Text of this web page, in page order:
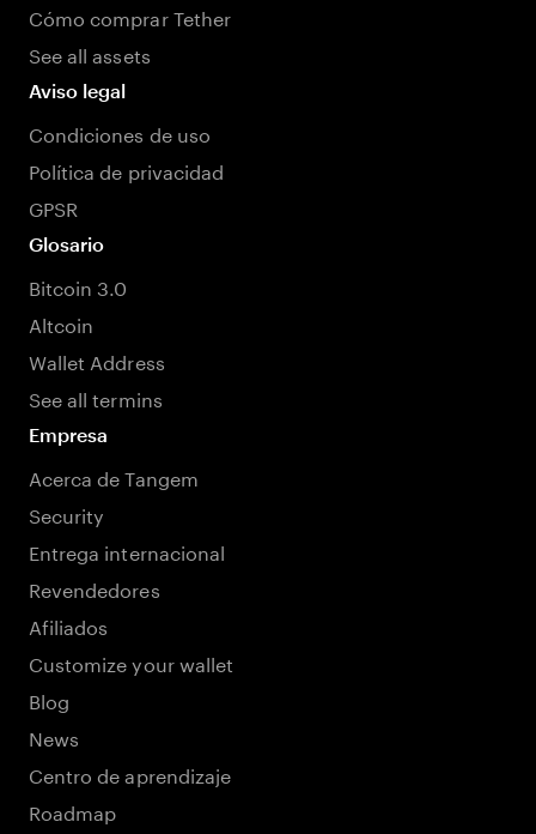
Cómo comprar Tether
See all assets
Aviso legal
Condiciones de uso
Política de privacidad
GPSR
Glosario
Bitcoin 3.0
Altcoin
Wallet Address
See all termins
Empresa
Acerca de Tangem
Security
Entrega internacional
Revendedores
Afiliados
Customize your wallet
Blog
News
Centro de aprendizaje
Roadmap